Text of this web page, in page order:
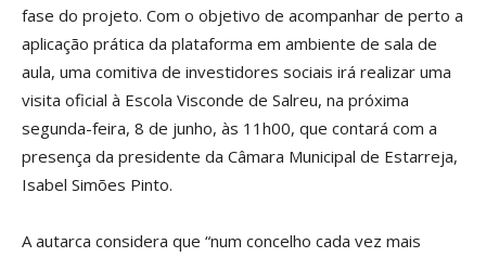
fase do projeto. Com o objetivo de acompanhar de perto a
aplicação prática da plataforma em ambiente de sala de
aula, uma comitiva de investidores sociais irá realizar uma
visita oficial à Escola Visconde de Salreu, na próxima
segunda-feira, 8 de junho, às 11h00, que contará com a
presença da presidente da Câmara Municipal de Estarreja,
Isabel Simões Pinto.
A autarca considera que “num concelho cada vez mais